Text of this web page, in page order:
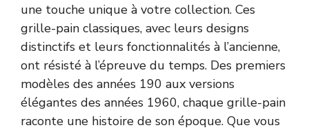
une touche unique à votre collection. Ces
grille-pain classiques, avec leurs designs
distinctifs et leurs fonctionnalités à l’ancienne,
ont résisté à l’épreuve du temps. Des premiers
modèles des années 190 aux versions
élégantes des années 1960, chaque grille-pain
raconte une histoire de son époque. Que vous